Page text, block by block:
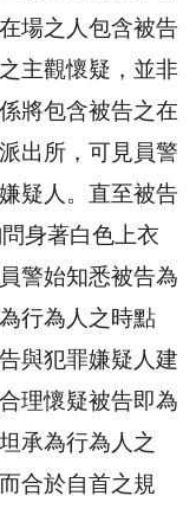
場之人包含被告
主觀懷疑，並非
將包含被告之在
出所，可見員警
疑人。直至被告
身著白色上衣
警始知悉被告為
行為人之時點
與犯罪嫌疑人建
理懷疑被告即為
承為行為人之
合於自首之規